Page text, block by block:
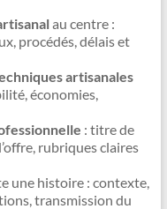
au centre :
procédés, délais et
artisanales
économies,
: titre de
rubriques claires
une histoire : contexte,
transmission du